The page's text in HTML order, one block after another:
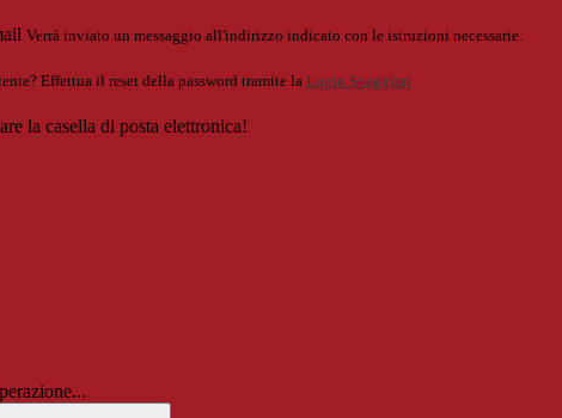
Verrà inviato un messaggio all'indirizzo indicato con le istruzioni necessarie.
Effettua il reset della password tramite la Login Spaggiari
la casella di posta elettronica!